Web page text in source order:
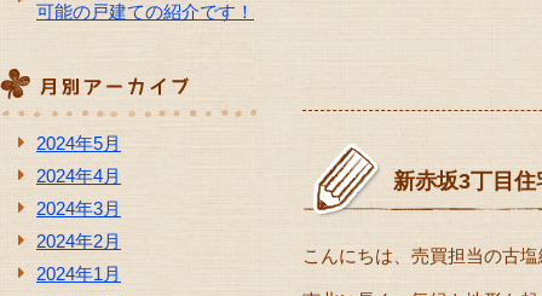
可能の戸建ての紹介です！
2024年5月
2024年4月
2024年3月
2024年2月
2024年1月
新赤坂3丁目
こんにちは、売買担当の古